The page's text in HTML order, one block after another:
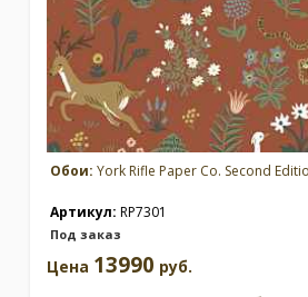
Обои: York Rifle Paper Co. Second
Артикул: RP7301
Под заказ
Цена 13990 руб.